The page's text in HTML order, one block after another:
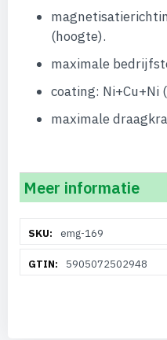
(hoogte).
maximale
coating: Ni+Cu+Ni
maximale
Meer informatie
informatieemg-169
5905072502948